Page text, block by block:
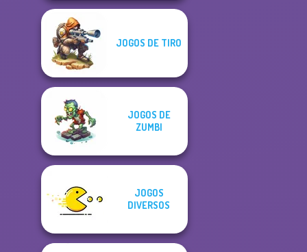
JOGOS DE TIRO
JOGOS DE
ZUMBI
JOGOS
DIVERSOS